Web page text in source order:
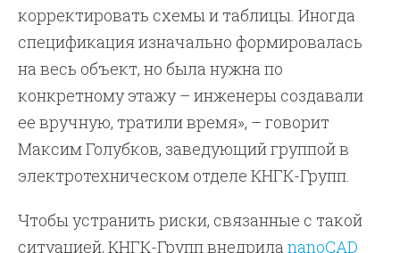
корректировать схемы и таблицы. Иногда
спецификация изначально формировалась
на весь объект, но была нужна по
конкретному этажу – инженеры создавали
ее вручную, тратили время», – говорит
Максим Голубков, заведующий группой в
электротехническом отделе КНГК-Групп.
Чтобы устранить риски, связанные с такой
ситуацией, КНГК-Групп внедрилаnanoCAD